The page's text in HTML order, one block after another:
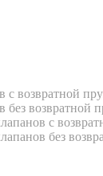
с возвратной
без возвратной
с
без